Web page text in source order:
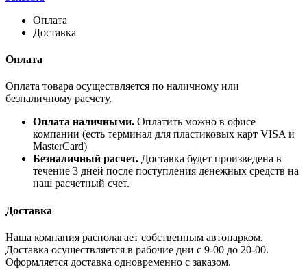
Оплата
Доставка
Оплата
Оплата товара осуществляется по наличному или
безналичному расчету.
Оплата наличными. Оплатить можно в офисе
компании (есть терминал для пластиковых карт VISA и
MasterCard)
Безналичный расчет. Доставка будет произведена в
течение 3 дней после поступления денежных средств на
наш расчетный счет.
Доставка
Наша компания располагает собственным автопарком.
Доставка осуществляется в рабочие дни с 9-00 до 20-00.
Оформляется доставка одновременно с заказом.